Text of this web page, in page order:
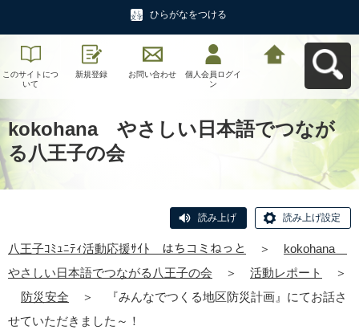
ひらがなをつける
このサイトにつ
いて
新規登録 お問い合わせ
個人会員ログイ
ン
kokohana やさしい日本語でつなが
る八王子の会
読み上げ 読み上げ設定
八王子ｺﾐｭﾆﾃｨ活動応援ｻｲﾄ はちコミねっと ＞
kokohana
やさしい日本語でつながる八王子の会
＞ 活動レポート
＞
防災安全
＞
『みんなでつくる地区防災計画』にてお話さ
せていただきました～！